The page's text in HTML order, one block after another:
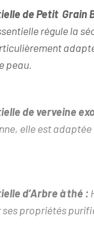
de Petit Grain
régule la
peau.
de verveine
elle est adaptée
d’Arbre à thé :
propriétés